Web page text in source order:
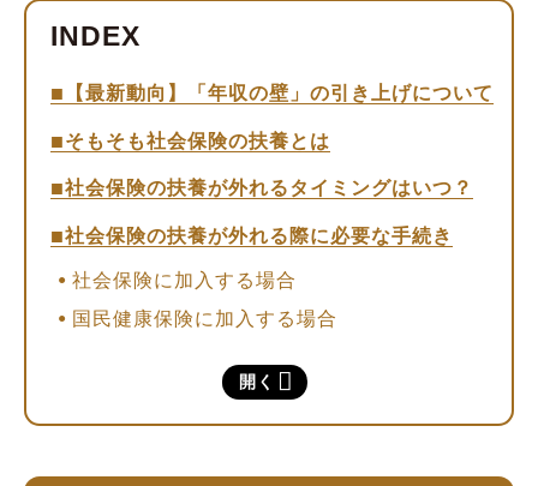
開く
【最新動向】「年収の壁」の引き上げについて
そもそも社会保険の扶養とは
社会保険の扶養が外れるタイミングはいつ？
社会保険の扶養が外れる際に必要な手続き
社会保険に加入する場合
国民健康保険に加入する場合
社会保険の扶養が外れる条件